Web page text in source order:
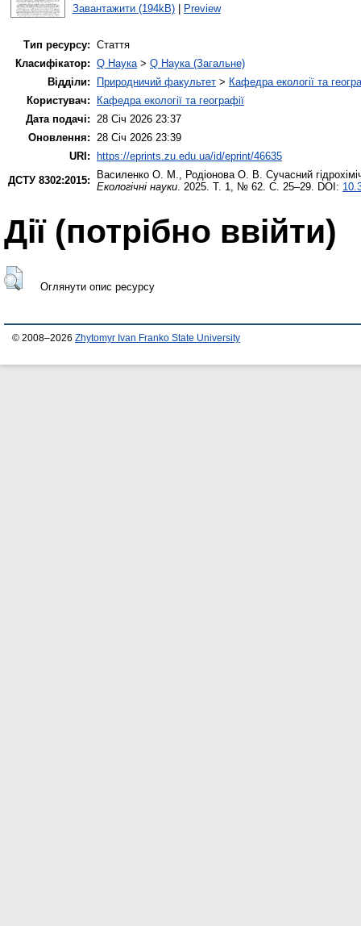
Завантажити (194kB)| Preview
Тип ресурсу: Стаття
Класифікатор: Q Наука> Q Наука (Загальне)
Відділи:
Природничий факультет > Кафедра екології та
Користувач:
Кафедра екології та географії
Дата подачі: 28 Січ 2026 23:37
Оновлення: 28 Січ 2026 23:39
URI:
https://eprints.zu.edu.ua/id/eprint/46635
ДСТУ 8302:2015:
Василенко О. М., Родіонова О. В. Сучасний
Екологічні науки. 2025. Т. 1, № 62. С. 25–29. DOI:
Дії ​​(потрібно ввійти)
Оглянути опис ресурсу
© 2008–2026 Zhytomyr Ivan Franko State University